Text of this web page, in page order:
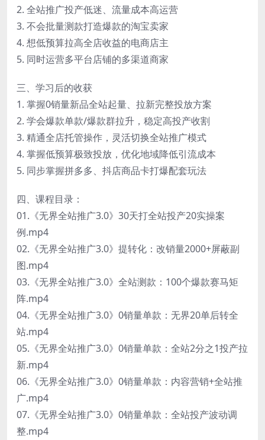
2. 全站推广投产低迷、流量成本高运营
3. 不会批量测款打造爆款的淘宝卖家
4. 想低预算拉高全店收益的电商店主
5. 同时运营多平台店铺的多渠道商家
三、学习后的收获
1. 掌握0销量新品全站起量、拉新完整投放方案
2. 学会爆款单款/爆款群拉升，稳定高投产收割
3. 精通全店托管操作，灵活切换全站推广模式
4. 掌握低预算极致投放，优化地域降低引流成本
5. 同步掌握拼多多、抖店商品卡打爆配套玩法
四、课程目录：
01.《无界全站推广3.0》30天打全站投产20实操案
例.mp4
02.《无界全站推广3.0》提转化：改销量2000+屏蔽副
图.mp4
03.《无界全站推广3.0》全站测款：100个爆款赛马矩
阵.mp4
04.《无界全站推广3.0》0销量单款：无界20单后转全
站.mp4
05.《无界全站推广3.0》0销量单款：全站2分之1投产拉
新.mp4
06.《无界全站推广3.0》0销量单款：内容营销+全站推
广.mp4
07.《无界全站推广3.0》0销量单款：全站投产波动调
整.mp4